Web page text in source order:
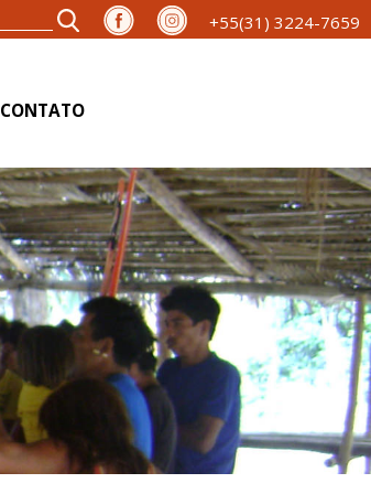
+55(31) 3224-7659
CONTATO